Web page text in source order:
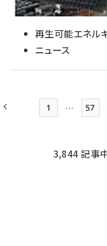
再生可能エネル
ニュース
前ページ 先頭ページ
1 … 57
3,844 記事